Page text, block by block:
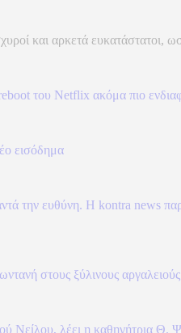
αρκετά ευκατάστατοι,
του Netflix ακόμα πιο
εισόδημα
την ευθύνη. Η kontra news
στους ξύλινους αργαλειούς
Νείλου, λέει η καθηγήτρια Θ.